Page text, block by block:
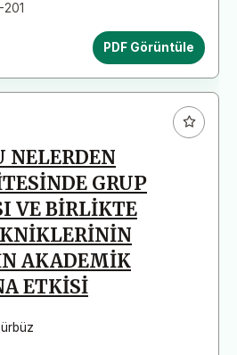
201
PDF Görüntüle
NELERDEN
GRUP
VE BİRLİKTE
AKADEMİK
ETKİSİ